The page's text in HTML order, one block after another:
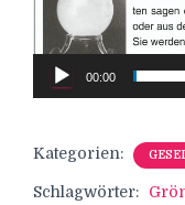
00:00
Kategorien:
Schlagwörter: